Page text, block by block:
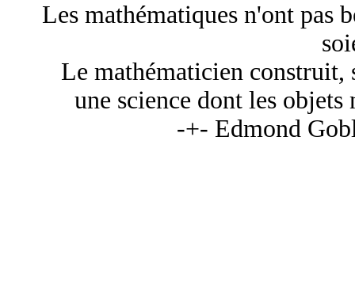
Les mathématiques n'ont pas
Le mathématicien construit,
une science dont les objets
-+- Edmond